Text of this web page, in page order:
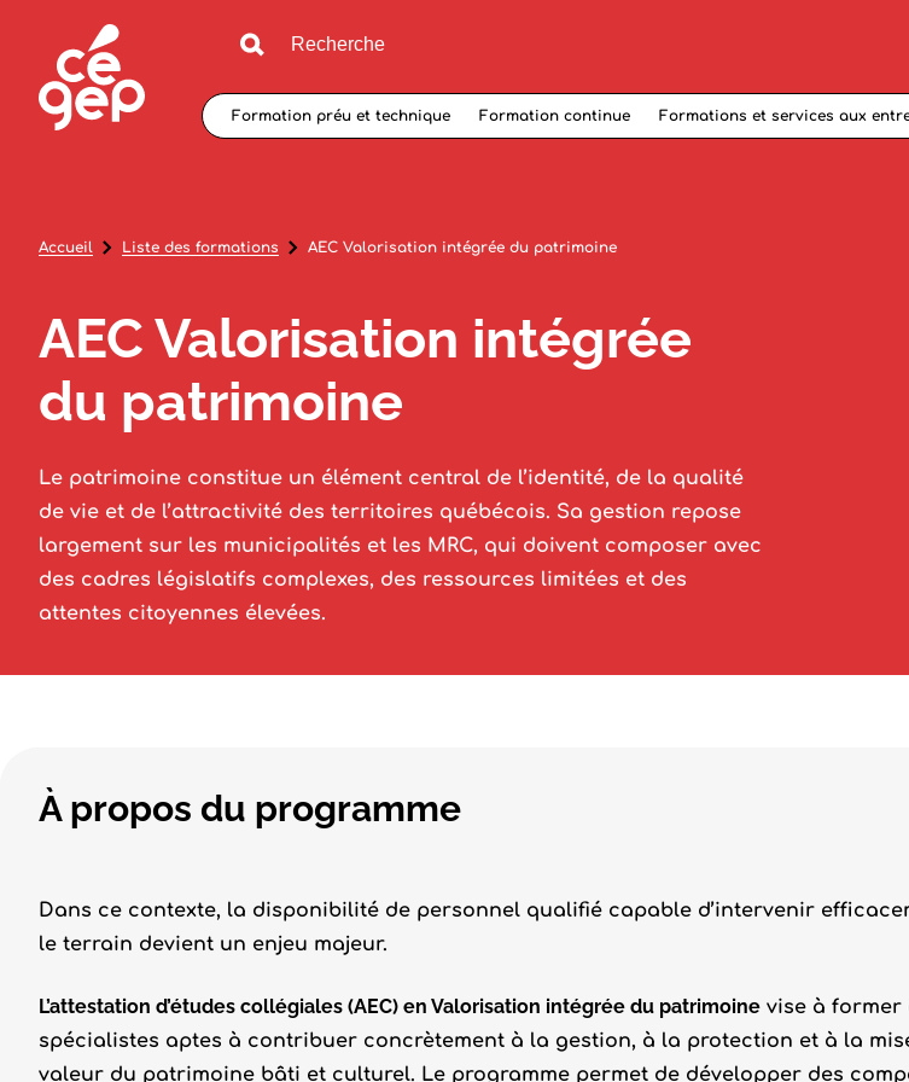
Formation préu et technique Formation continue Formations et services aux
Accueil Liste des formations AEC Valorisation intégrée du patrimoine
AEC Valorisation intégrée
du patrimoine
Le patrimoine constitue un élément central de l’identité, de la qualité
de vie et de l’attractivité des territoires québécois. Sa gestion repose
largement sur les municipalités et les MRC, qui doivent composer avec
des cadres législatifs complexes, des ressources limitées et des
attentes citoyennes élevées.
À propos du programme
Dans ce contexte, la disponibilité de personnel qualifié capable d’intervenir
le terrain devient un enjeu majeur.
L’attestation d’études collégiales (AEC) en Valorisation intégrée du patrimoine vise à former
spécialistes aptes à contribuer concrètement à la gestion, à la protection et à la
valeur du patrimoine bâti et culturel. Le programme permet de développer des